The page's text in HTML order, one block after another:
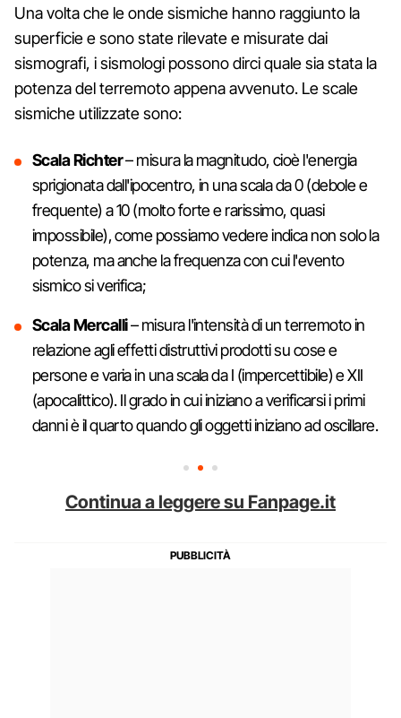
Una volta che le onde sismiche hanno raggiunto la
superficie e sono state rilevate e misurate dai
sismografi, i sismologi possono dirci quale sia stata la
potenza del terremoto appena avvenuto. Le scale
sismiche utilizzate sono:
Scala Richter– misura la magnitudo, cioè l'energia
sprigionata dall'ipocentro, in una scala da 0 (debole e
frequente) a 10 (molto forte e rarissimo, quasi
impossibile), come possiamo vedere indica non solo la
potenza, ma anche la frequenza con cui l'evento
sismico si verifica;
Scala Mercalli– misura l'intensità di un terremoto in
relazione agli effetti distruttivi prodotti su cose e
persone e varia in una scala da I (impercettibile) e XII
(apocalittico). Il grado in cui iniziano a verificarsi i primi
danni è il quarto quando gli oggetti iniziano ad oscillare.
Continua a leggere su Fanpage.it